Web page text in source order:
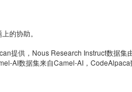
的协助。
提供，Nous Research Instruct数据
AI数据集来自Camel-AI，